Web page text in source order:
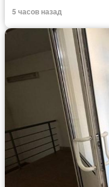
5 часов назад